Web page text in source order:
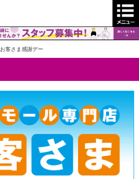
お客さま感謝デー